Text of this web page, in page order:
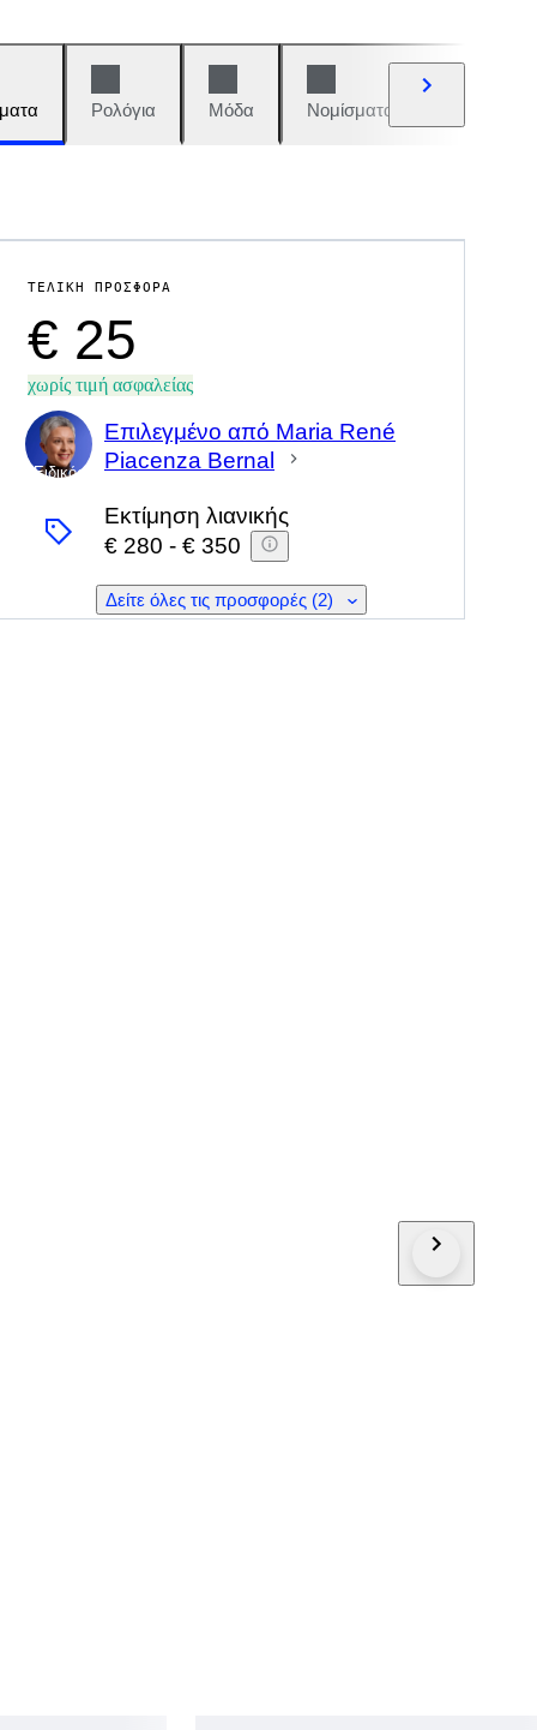
Ρολόγια Μόδα Νομίσματα και
ΤΕΛΙΚΉ ΠΡΟΣΦΟΡΆ
€ 25
χωρίς τιμή ασφαλείας
Ειδικός
Επιλεγμένο από Maria René
Piacenza Bernal
Εκτίμηση λιανικής
€ 280 - € 350
Δείτε όλες τις προσφορές (2)